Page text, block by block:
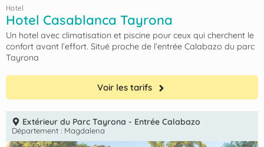
Hotel
Hotel Casablanca Tayrona
Un hotel avec climatisation et piscine pour ceux qui cherchent le
confort avant l’effort. Situé proche de l’entrée Calabazo du parc
Tayrona
Voir les tarifs
Extérieur du Parc Tayrona - Entrée Calabazo
Département : Magdalena